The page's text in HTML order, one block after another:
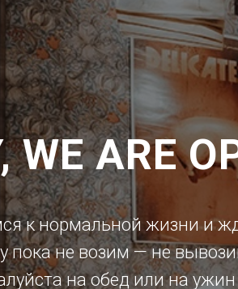
WE ARE
к нормальной жизни и
пока не возим — не
на обед или на